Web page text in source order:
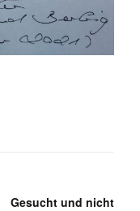
Gesucht und nicht